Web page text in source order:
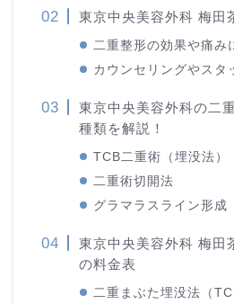
東京中央美容外科 梅田
二重整形の効果や痛み
カウンセリングやスタ
東京中央美容外科の二
種類を解説！
TCB二重術（埋没法）
二重術切開法
グラマラスライン形成
東京中央美容外科 梅田
の料金表
二重まぶた埋没法（